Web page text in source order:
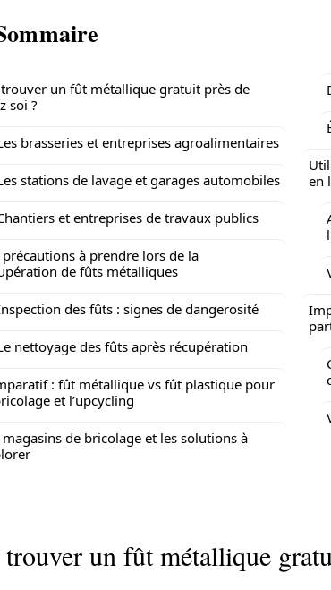
un fût métallique gratuit près de
soi ?
brasseries et entreprises agroalimentaires
stations de lavage et garages automobiles
et entreprises de travaux publics
précautions à prendre lors de la
de fûts métalliques
des fûts : signes de dangerosité
nettoyage des fûts après récupération
: fût métallique vs fût plastique pour
et l’upcycling
magasins de bricolage et les solutions à
en
un fût métallique